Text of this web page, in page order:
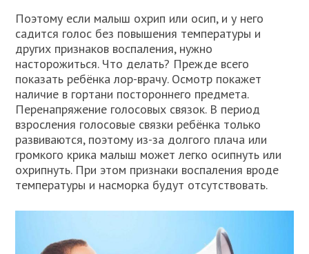
Поэтому если малыш охрип или осип, и у него
садится голос без повышения температуры и
других признаков воспаления, нужно
насторожиться. Что делать? Прежде всего
показать ребёнка лор-врачу. Осмотр покажет
наличие в гортани постороннего предмета.
Перенапряжение голосовых связок. В период
взросления голосовые связки ребёнка только
развиваются, поэтому из-за долгого плача или
громкого крика малыш может легко осипнуть или
охрипнуть. При этом признаки воспаления вроде
температуры и насморка будут отсутствовать.